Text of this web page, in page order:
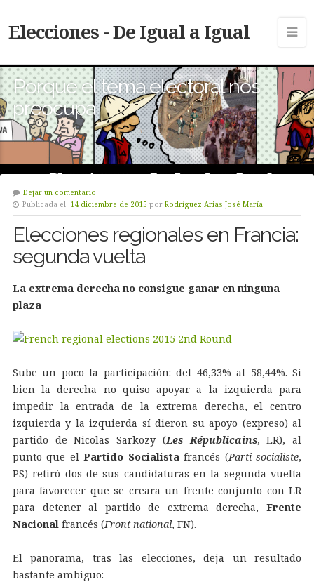
Elecciones - De Igual a Igual
Porque el tema electoral nos
preocupa
Dejar un comentario
Publicada el: 14 diciembre de 2015 por Rodríguez Arias José María
Elecciones regionales en Francia:
segunda vuelta
La extrema derecha no consigue ganar en ninguna
plaza
Sube un poco la participación: del 46,33% al 58,44%. Si
bien la derecha no quiso apoyar a la izquierda para
impedir la entrada de la extrema derecha, el centro
izquierda y la izquierda sí dieron su apoyo (expreso) al
partido de Nicolas Sarkozy (Les Républicains, LR), al
punto que elPartido Socialistafrancés (Parti socialiste,
PS) retiró dos de sus candidaturas en la segunda vuelta
para favorecer que se creara un frente conjunto con LR
para detener al partido de extrema derecha,Frente
Nacionalfrancés (Front national, FN).
El panorama, tras las elecciones, deja un resultado
bastante ambiguo: